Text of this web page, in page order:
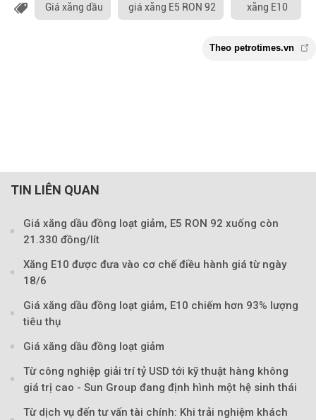
Giá xăng dầu giá xăng E5 RON 92 xăng E10
Theo
TIN LIÊN QUAN
Giá xăng dầu đồng loạt giảm, E5 RON 92 xuống còn
21.330 đồng/lít
Xăng E10 được đưa vào cơ chế điều hành giá từ ngày
18/6
Giá xăng dầu đồng loạt giảm, E10 chiếm hơn 93% lượng
tiêu thụ
Giá xăng dầu đồng loạt giảm
Từ công nghiệp giải trí tỷ USD tới kỹ thuật hàng không
giá trị cao - Sun Group đang định hình một hệ sinh thái
Từ dịch vụ đến tư vấn tài chính: Khi trải nghiệm khách